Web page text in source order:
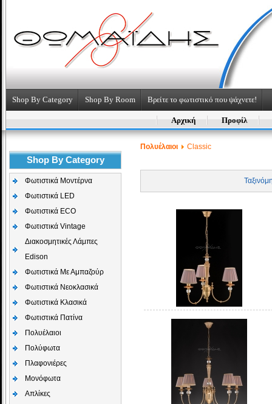
Shop By Category Shop By Room Βρείτε το φωτιστικό που ψάχνετε!
Αρχική Προφίλ
Shop By Category
Φωτιστικά Μοντέρνα
Φωτιστικά LED
Φωτιστικά ECO
Φωτιστικά Vintage
Διακοσμητικές Λάμπες
Edison
Φωτιστικά Με Αμπαζούρ
Φωτιστικά Νεοκλασικά
Φωτιστικά Κλασικά
Φωτιστικά Πατίνα
Πολυέλαιοι
Πολύφωτα
Πλαφονιέρες
Μονόφωτα
Απλίκες
Πολυέλαιοι Classic